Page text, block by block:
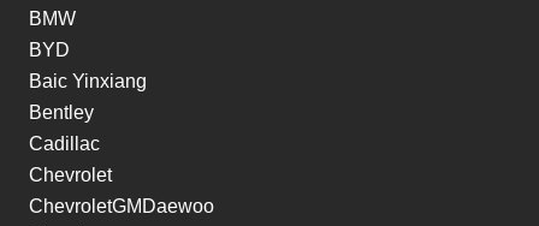
BMW
BYD
Baic Yinxiang
Bentley
Cadillac
Chevrolet
ChevroletGMDaewoo